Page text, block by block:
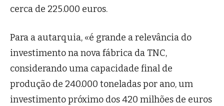
cerca de 225.000 euros.
Para a autarquia, «é grande a relevância do
investimento na nova fábrica da TNC,
considerando uma capacidade final de
produção de 240.000 toneladas por ano, um
investimento próximo dos 420 milhões de euros